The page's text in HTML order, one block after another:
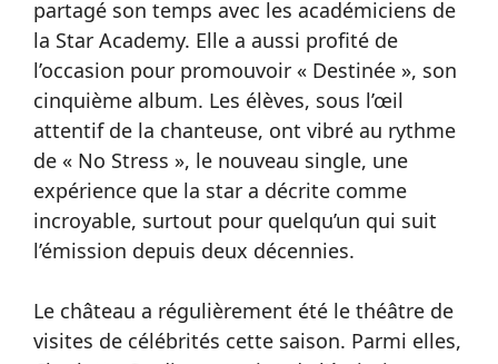
partagé son temps avec les académiciens de
la Star Academy. Elle a aussi profité de
l’occasion pour promouvoir « Destinée », son
cinquième album. Les élèves, sous l’œil
attentif de la chanteuse, ont vibré au rythme
de « No Stress », le nouveau single, une
expérience que la star a décrite comme
incroyable, surtout pour quelqu’un qui suit
l’émission depuis deux décennies.
Le château a régulièrement été le théâtre de
visites de célébrités cette saison. Parmi elles,